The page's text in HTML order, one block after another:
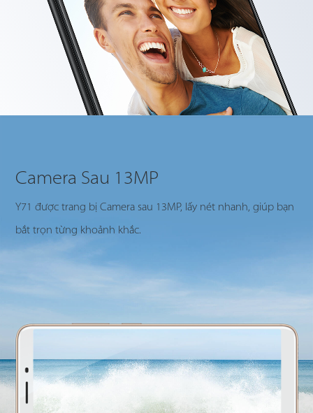
Camera Sau 13MP
Y71 được trang bị Camera sau 13MP, lấy nét nhanh, giúp bạn
bắt trọn từng khoảnh khắc.